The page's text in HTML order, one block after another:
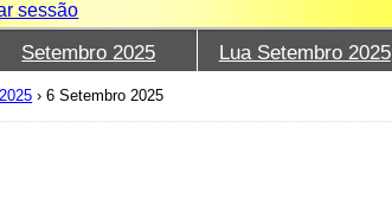
sessão
Setembro 2025 Lua Setembro 2025
›6 Setembro 2025